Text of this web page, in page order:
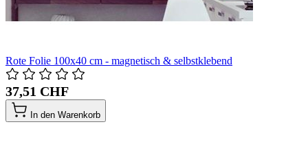
Rote Folie 100x40 cm - magnetisch & selbstklebend
37,51 CHF
In den Warenkorb